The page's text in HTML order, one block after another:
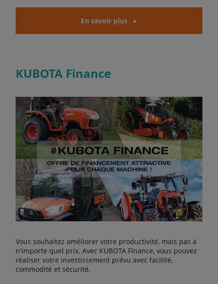
En savoir plus
KUBOTA Finance
Vous souhaitez améliorer votre productivité, mais pas à
n'importe quel prix. Avec KUBOTA Finance, vous pouvez
réaliser votre investissement prévu avec facilité,
commodité et sécurité.